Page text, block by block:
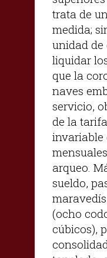
trata de
medida;
unidad de
liquidar
que la
naves
servicio,
de la
invariable
arqueo.
sueldo,
(ocho
cúbicos),